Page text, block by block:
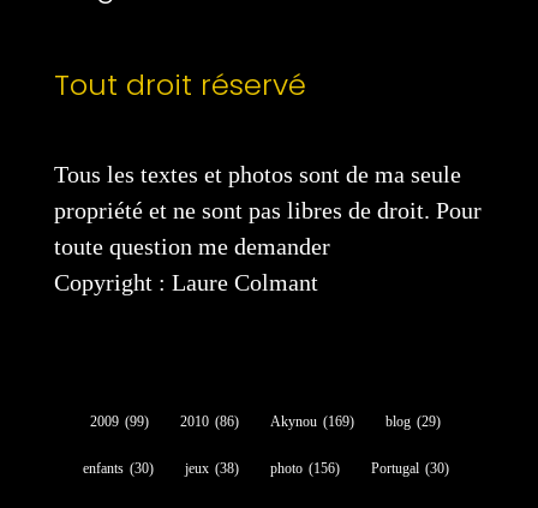
Tout droit réservé
Tous les textes et photos sont de ma seule
propriété et ne sont pas libres de droit. Pour
toute question me demander
Copyright : Laure Colmant
2009 (99) 2010 (86) Akynou (169) blog (29)
enfants (30) jeux (38) photo (156) Portugal (30)